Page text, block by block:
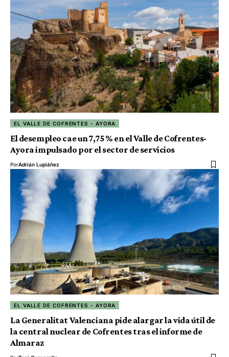
EL VALLE DE COFRENTES - AYORA
El desempleo cae un 7,75 % en el Valle de Cofrentes-
Ayora impulsado por el sector de servicios
PorAdrián Lupiáñez
EL VALLE DE COFRENTES - AYORA
La Generalitat Valenciana pide alargar la vida útil de
la central nuclear de Cofrentes tras el informe de
Almaraz